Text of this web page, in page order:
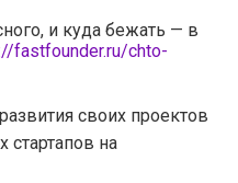
и куда бежать — в
fastfounder.ru/chto-
своих проектов
стартапов на